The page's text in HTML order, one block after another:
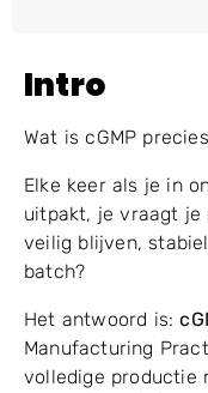
Intro
Wat is cGMP
Elke keer als je in
uitpakt, je vraagt ​​je
veilig blijven,
batch?
Het antwoord is:
Manufacturing
volledige productie